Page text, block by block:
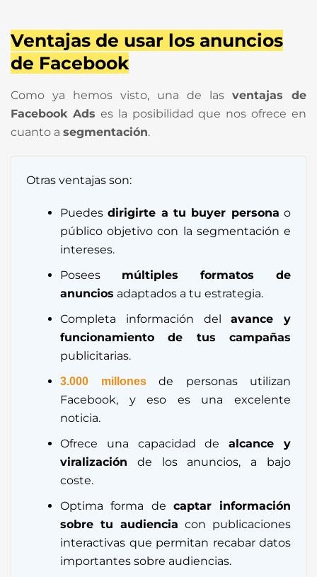
Ventajas de usar los anuncios
de Facebook
Como ya hemos visto, una de las ventajas de
Facebook Ads es la posibilidad que nos ofrece en
cuanto a segmentación.
Otras ventajas son:
Puedesdirigirte a tu buyer persona o
público objetivo con la segmentación e
intereses.
Posees múltiples formatos de
anuncios adaptados a tu estrategia.
Completa información delavance y
funcionamiento de tus campañas
publicitarias.
3.000 millonesde personas utilizan
Facebook, y eso es una excelente
noticia.
Ofrece una capacidad dealcance y
viralización de los anuncios, a bajo
coste.
Optima forma de captar información
sobre tu audiencia con publicaciones
interactivas que permitan recabar datos
importantes sobre audiencias.